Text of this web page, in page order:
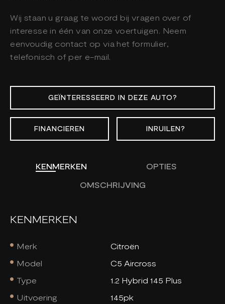
Wij staan u graag te woord bij vragen over of
interesse in één van onze voertuigen. Neem
eenvoudig contact op via het formulier,
telefonisch of per e-mail.
GEÏNTERESSEERD IN DEZE AUTO?
FINANCIEREN INRUILEN?
KENMERKEN OPTIES
OMSCHRIJVING
KENMERKEN
Merk
Citroën
Model
C5 Aircross
Type
1.2 Hybrid 145 Plus
Uitvoering
145pk